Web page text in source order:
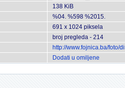
138 KiB
%04. %598 %2015.
691 x 1024 piksela
broj pregleda - 214
http://www.fojnica.ba/foto/
Dodati u omiljene